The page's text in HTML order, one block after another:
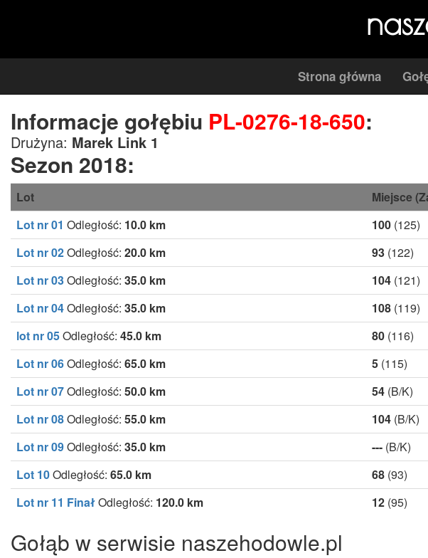
Strona główna
Informacje gołębiu PL-0276-18-650:
Drużyna: Marek Link 1
Sezon 2018:
Lot Miejsce
Lot nr 01 Odległość: 10.0 km 100 (125)
Lot nr 02Odległość: 20.0 km 93 (122)
Lot nr 03Odległość: 35.0 km 104 (121)
Lot nr 04Odległość: 35.0 km 108 (119)
lot nr 05Odległość: 45.0 km 80 (116)
Lot nr 06Odległość: 65.0 km 5 (115)
Lot nr 07Odległość: 50.0 km 54 (B/K)
Lot nr 08Odległość: 55.0 km 104 (B/K)
Lot nr 09Odległość: 35.0 km --- (B/K)
Lot 10Odległość: 65.0 km 68 (93)
Lot nr 11 FinałOdległość: 120.0 km 12 (95)
Gołąb w serwisie naszehodowle.pl